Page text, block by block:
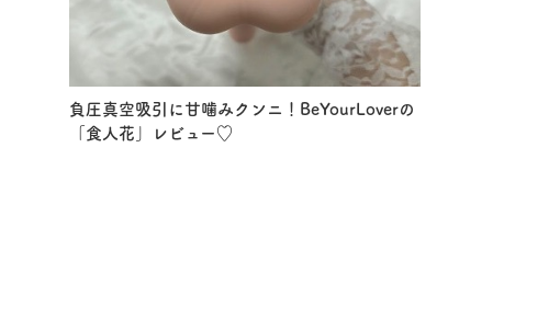
負圧真空吸引に甘噛みクンニ！BeYourLoverの
「食人花」レビュー♡